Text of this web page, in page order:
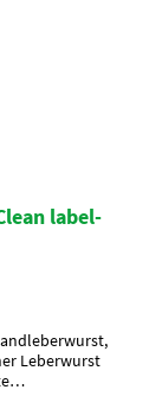
label-
Leberwurst